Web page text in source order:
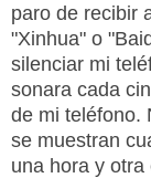
paro de recibir
"Xinhua" o
silenciar mi
sonara cada
de mi teléfono.
se muestran
una hora y